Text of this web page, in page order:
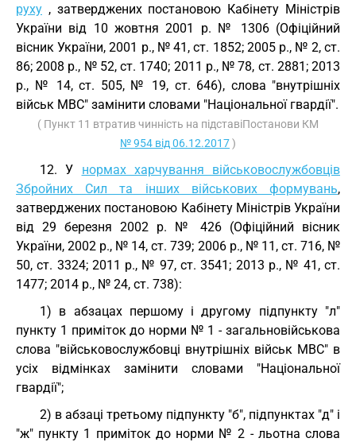
руху , затверджених постановою Кабінету Міністрів
України від 10 жовтня 2001 р. № 1306 (Офіційний
вісник України, 2001 р., № 41, ст. 1852; 2005 р., № 2, ст.
86; 2008 р., № 52, ст. 1740; 2011 р., № 78, ст. 2881; 2013
р., № 14, ст. 505, № 19, ст. 646), слова "внутрішніх
військ МВС" замінити словами "Національної гвардії".
( Пункт 11 втратив чинність на підставіПостанови КМ
№ 954 від 06.12.2017)
12. У нормах харчування військовослужбовців
Збройних Сил та інших військових формувань,
затверджених постановою Кабінету Міністрів України
від 29 березня 2002 р. № 426 (Офіційний вісник
України, 2002 р., № 14, ст. 739; 2006 р., № 11, ст. 716, №
50, ст. 3324; 2011 р., № 97, ст. 3541; 2013 р., № 41, ст.
1477; 2014 р., № 24, ст. 738):
1) в абзацах першому і другому підпункту "л"
пункту 1 приміток до норми № 1 - загальновійськова
слова "військовослужбовці внутрішніх військ МВС" в
усіх відмінках замінити словами "Національної
гвардії";
2) в абзаці третьому підпункту "б", підпунктах "д" і
"ж" пункту 1 приміток до норми № 2 - льотна слова